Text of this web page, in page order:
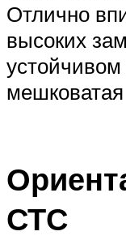
Отлично
высоких
СТС